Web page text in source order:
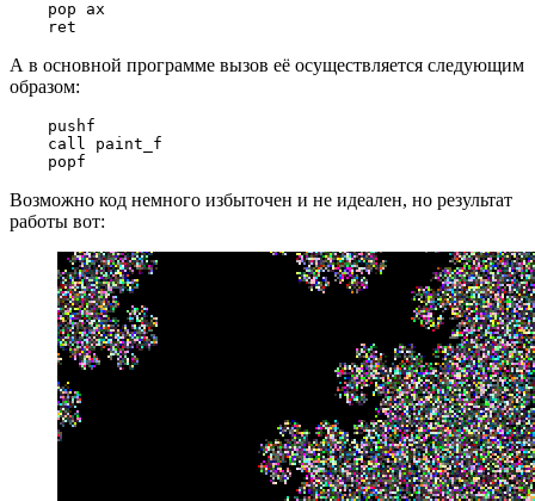
    pop ax
    ret
А в основной программе вызов её осуществляется следующим
образом:
    pushf
    call paint_f
    popf
Возможно код немного избыточен и не идеален, но результат
работы вот: